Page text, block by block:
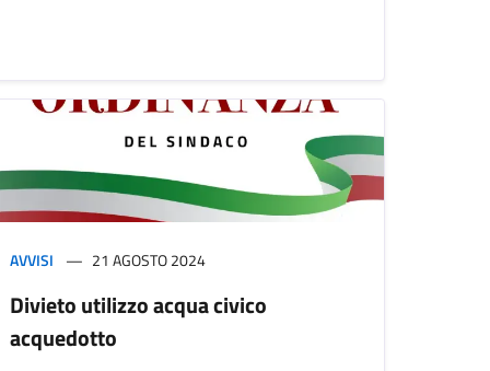
AVVISI 21 AGOSTO 2024
Divieto utilizzo acqua civico
acquedotto